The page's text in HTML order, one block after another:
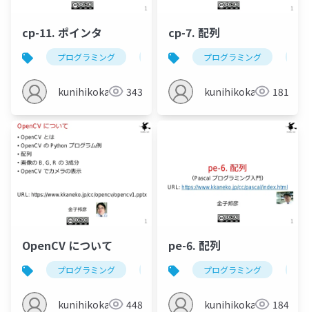
cp-11. ポインタ
プログラミング ポインタ メモリアド
kunihikokaneko343
cp-7. 配列
プログラミング
kunihikokaneko181
OpenCV について
プログラミング opencv python コンピ
kunihikokaneko448
pe-6. 配列
プログラミング
kunihikokaneko184